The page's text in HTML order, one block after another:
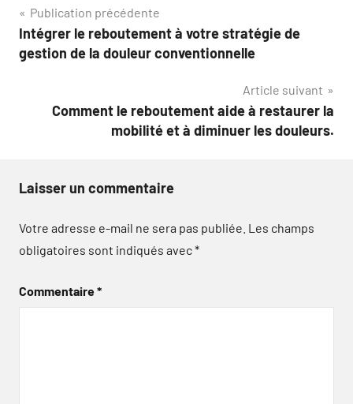
Navigation
de
Publication précédente
Intégrer le reboutement à votre stratégie de
gestion de la douleur conventionnelle
Article suivant
Comment le reboutement aide à restaurer la
mobilité et à diminuer les douleurs.
Laisser un commentaire
Votre adresse e-mail ne sera pas publiée. Les champs
obligatoires sont indiqués avec*
Commentaire*